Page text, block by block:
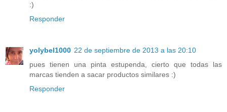
:)
Responder
yolybel1000 22 de septiembre de 2013 a las 20:10
pues tienen una pinta estupenda, cierto que todas las
marcas tienden a sacar productos similares :)
Responder